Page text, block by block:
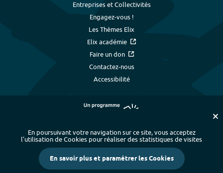
Entreprises et Collectivités
Engagez-vous !
Les Thèmes Elix
Elix académie
Faire un don
Contactez-nous
Accessibilité
Plan du site - Index alphabétique
-
Mentions légales et données personnelles
- Paramétrer les cookies
Crédits
En poursuivant votre navigation sur ce site, vous acceptez
l’utilisation de Cookies pour réaliser des statistiques de visites
En savoir plus et paramétrer les Cookies